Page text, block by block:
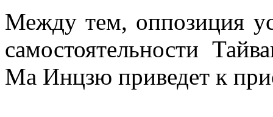
Между тем, оппозиция
самостоятельности
Ма Инцзю приведет к